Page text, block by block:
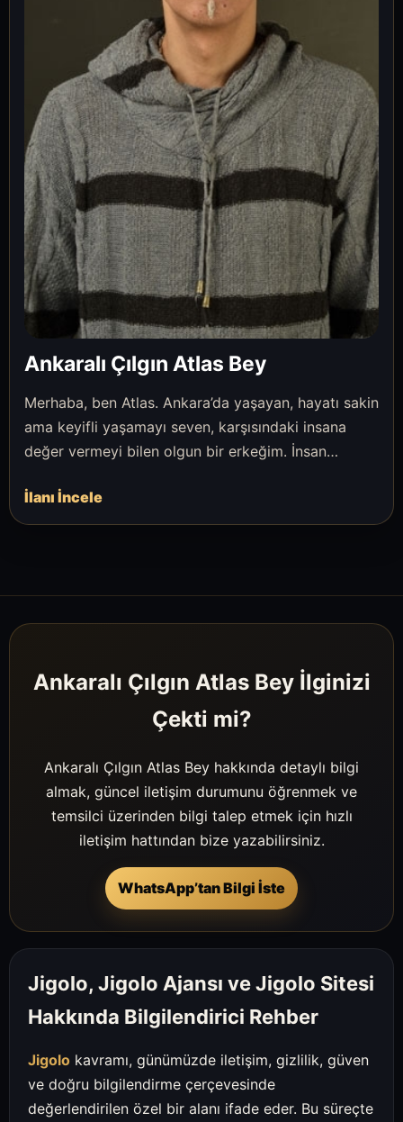
Ankaralı Çılgın Atlas Bey
Merhaba, ben Atlas. Ankara’da yaşayan, hayatı sakin
ama keyifli yaşamayı seven, karşısındaki insana
değer vermeyi bilen olgun bir erkeğim. İnsan…
İlanı İncele
Ankaralı Çılgın Atlas Bey İlginizi
Çekti mi?
Ankaralı Çılgın Atlas Bey hakkında detaylı bilgi
almak, güncel iletişim durumunu öğrenmek ve
temsilci üzerinden bilgi talep etmek için hızlı
iletişim hattından bize yazabilirsiniz.
WhatsApp’tan Bilgi İste
Jigolo, Jigolo Ajansı ve Jigolo Sitesi
Hakkında Bilgilendirici Rehber
Jigolo kavramı, günümüzde iletişim, gizlilik, güven
ve doğru bilgilendirme çerçevesinde
değerlendirilen özel bir alanı ifade eder. Bu süreçte